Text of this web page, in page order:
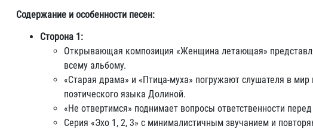
Содержание и особенности песен:
Сторона 1:
Открывающая композиция «Женщина летающая»
всему альбому.
«Старая драма» и «Птица-муха» погружают слушателя в
поэтического языка Долиной.
«Не отвертимся» поднимает вопросы ответственности
Серия «Эхо 1, 2, 3» с минималистичным звучанием и